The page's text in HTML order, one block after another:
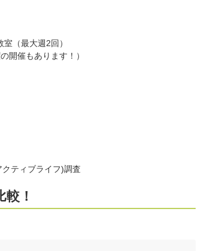
（最大週2回）
開催もあります！）
ティブライフ)調査
！